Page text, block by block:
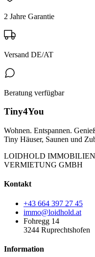
2 Jahre Garantie
Versand DE/AT
Beratung verfügbar
Tiny4You
Wohnen. Entspannen.
Tiny Häuser, Saunen und
LOIDHOLD
VERMIETUNG GMBH
Kontakt
+43 664 397 27 45
immo@loidhold.at
Fohregg 14
3244 Ruprechtshofen
Information